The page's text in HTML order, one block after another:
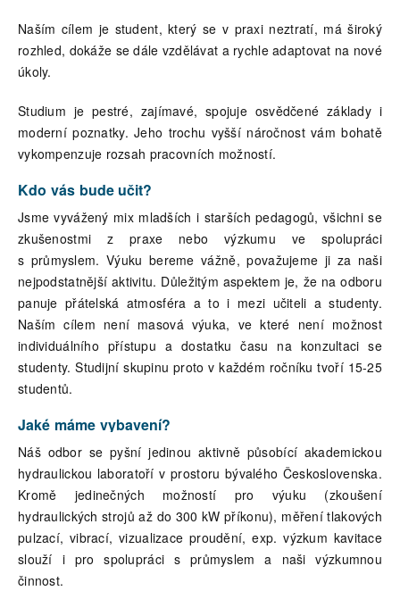
Naším cílem je student, který se v praxi neztratí, má široký
rozhled, dokáže se dále vzdělávat a rychle adaptovat na nové
úkoly.
Studium je pestré, zajímavé, spojuje osvědčené základy i
moderní poznatky. Jeho trochu vyšší náročnost vám bohatě
vykompenzuje rozsah pracovních možností.
Kdo vás bude učit?
Jsme vyvážený mix mladších i starších pedagogů, všichni se
zkušenostmi z praxe nebo výzkumu ve spolupráci
s průmyslem. Výuku bereme vážně, považujeme ji za naši
nejpodstatnější aktivitu. Důležitým aspektem je, že na odboru
panuje přátelská atmosféra a to i mezi učiteli a studenty.
Naším cílem není masová výuka, ve které není možnost
individuálního přístupu a dostatku času na konzultaci se
studenty. Studijní skupinu proto v každém ročníku tvoří 15-25
studentů.
Jaké máme vybavení?
Náš odbor se pyšní jedinou aktivně působící akademickou
hydraulickou laboratoří v prostoru bývalého Československa.
Kromě jedinečných možností pro výuku (zkoušení
hydraulických strojů až do 300 kW příkonu), měření tlakových
pulzací, vibrací, vizualizace proudění, exp. výzkum kavitace
slouží i pro spolupráci s průmyslem a naši výzkumnou
činnost.